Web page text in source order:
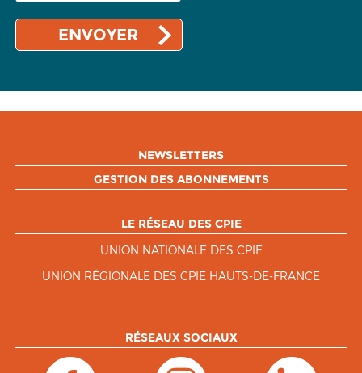
NEWSLETTERS
GESTION DES ABONNEMENTS
LE RÉSEAU DES CPIE
UNION NATIONALE DES CPIE
UNION RÉGIONALE DES CPIE HAUTS-DE-FRANCE
RÉSEAUX SOCIAUX